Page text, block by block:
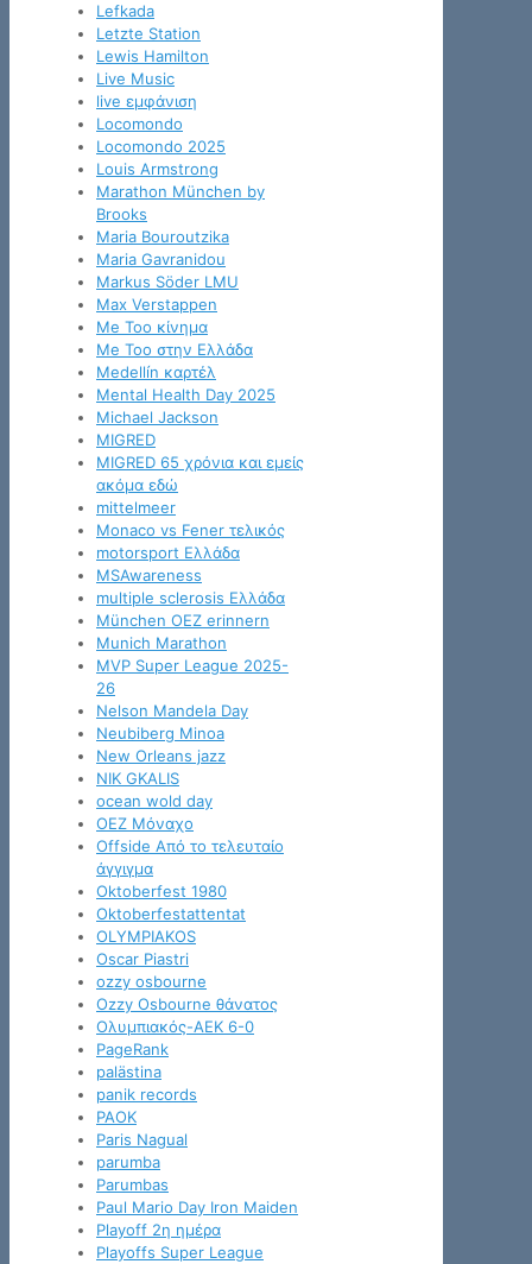
Lefkada
Letzte Station
Lewis Hamilton
Live Music
live εμφάνιση
Locomondo
Locomondo 2025
Louis Armstrong
Marathon München by
Brooks
Maria Bouroutzika
Maria Gavranidou
Markus Söder LMU
Max Verstappen
Me Too κίνημα
Me Too στην Ελλάδα
Medellín καρτέλ
Mental Health Day 2025
Michael Jackson
MIGRED
MIGRED 65 χρόνια και εμείς
ακόμα εδώ
mittelmeer
Monaco vs Fener τελικός
motorsport Ελλάδα
MSAwareness
multiple sclerosis Ελλάδα
München OEZ erinnern
Munich Marathon
MVP Super League 2025-
26
Nelson Mandela Day
Neubiberg Minoa
New Orleans jazz
NIK GKALIS
ocean wold day
OEZ Μόναχο
Offside Από το τελευταίο
άγγιγμα
Oktoberfest 1980
Oktoberfestattentat
OLYMPIAKOS
Oscar Piastri
ozzy osbourne
Ozzy Osbourne θάνατος
Oλυμπιακός-ΑΕΚ 6-0
PageRank
palästina
panik records
PAOK
Paris Nagual
parumba
Parumbas
Paul Mario Day Iron Maiden
Playoff 2η ημέρα
Playoffs Super League